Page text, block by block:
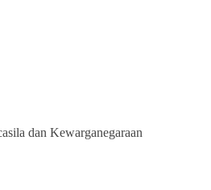
dan Kewarganegaraan